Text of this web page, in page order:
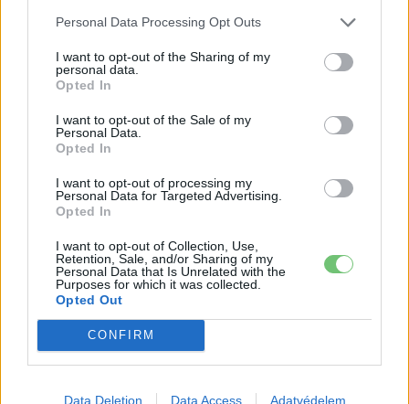
Personal Data Processing Opt Outs
I want to opt-out of the Sharing of my
personal data.
Opted In
I want to opt-out of the Sale of my
Personal Data.
Opted In
I want to opt-out of processing my
Personal Data for Targeted Advertising.
Opted In
I want to opt-out of Collection, Use,
Retention, Sale, and/or Sharing of my
Personal Data that Is Unrelated with the
Purposes for which it was collected.
Opted Out
CONFIRM
Data Deletion Data Access Adatvédelem
Főállásban Informatikus kocka, de lelkében elkötelezett gamer,
kütyü és immár e-autó rajongó!
KAPCSOLÓDÓ CIKKEK TÖBB A SZERZŐTŐL